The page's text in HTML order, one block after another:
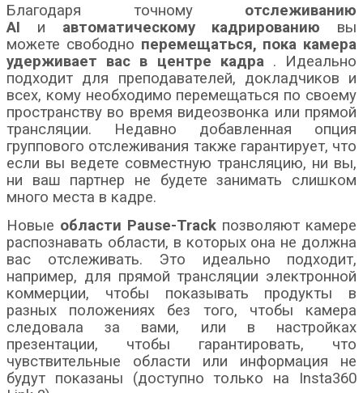
Благодаря точному отслеживанию
AI и автоматическому кадрированию вы
можете свободно перемещаться, пока камера
удерживает вас в центре кадра. Идеально
подходит для преподавателей, докладчиков и
всех, кому необходимо перемещаться по своему
пространству во время видеозвонка или прямой
трансляции. Недавно добавленная опция
группового отслеживания также гарантирует, что
если вы ведете совместную трансляцию, ни вы,
ни ваш партнер не будете занимать слишком
много места в кадре.
Новые области Pause-Track позволяют камере
распознавать области, в которых она не должна
вас отслеживать. Это идеально подходит,
например, для прямой трансляции электронной
коммерции, чтобы показывать продукты в
разных положениях без того, чтобы камера
следовала за вами, или в настройках
презентации, чтобы гарантировать, что
чувствительные области или информация не
будут показаны (доступно только на Insta360